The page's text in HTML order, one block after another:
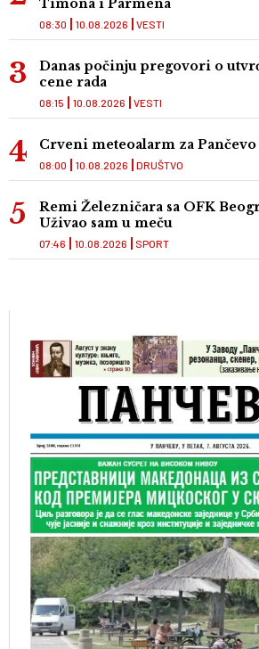
Timona i Parmena
VESTI
08:30 10.08.2026
Danas počinju pregovori o
cene rada
VESTI
08:15 10.08.2026
Crveni meteoalarm za Pančevo
DRUŠTVO
08:00 10.08.2026
Remi Železničara sa OFK
Uživao sam u meču
SPORT
07:46 10.08.2026